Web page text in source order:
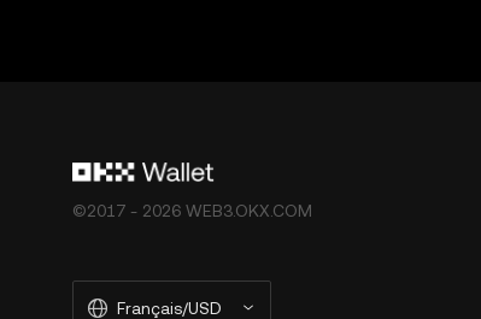
©2017 - 2026 WEB3.OKX.COM
Français/USD